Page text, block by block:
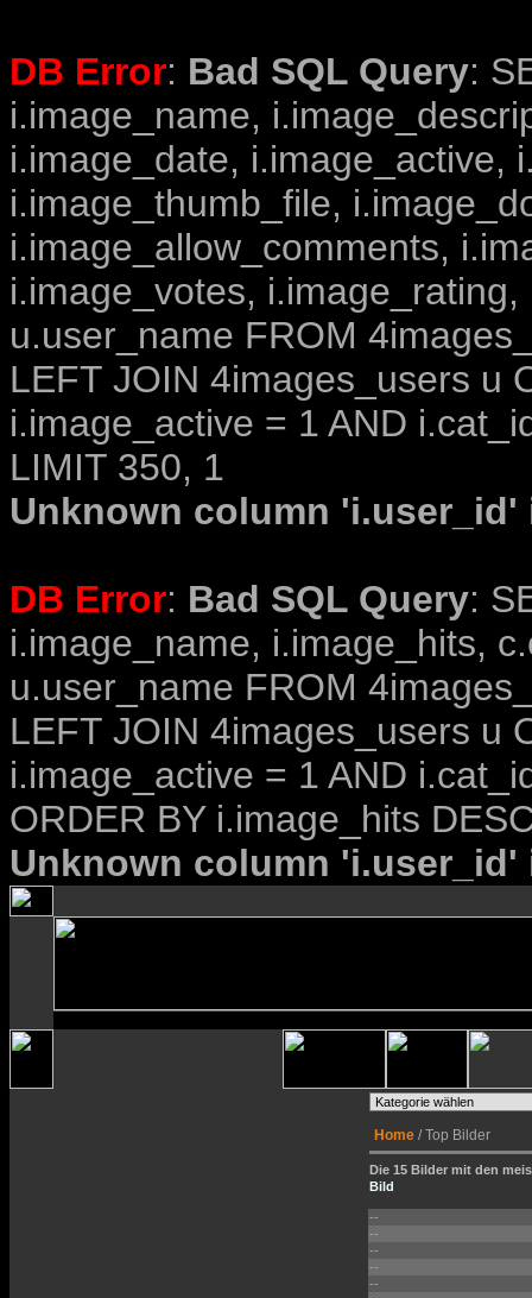
DB Error: Bad SQL Query:
i.image_name,
i.image_date, i.image_active,
i.image_thumb_file,
i.image_allow_comments,
i.image_votes,
u.user_name FROM
LEFT JOIN 4images_users u
i.image_active = 1 AND
LIMIT 350, 1
Unknown column
DB Error: Bad SQL Query:
i.image_name, i.image_hits,
u.user_name FROM
LEFT JOIN 4images_users u
i.image_active = 1 AND
ORDER BY i.image_hits
Unknown column
Home / Top Bilder
Die 15 Bilder mit den
Bild
--
--
--
--
--